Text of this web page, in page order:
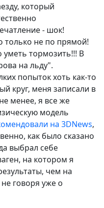
который
- шок!
только не по прямой!
тормозить!!! В
на льду".
попыток хоть как-то
круг, меня записали в
менее, я все же
модель
на 3DNews,
как было сказано
выбрал себе
на котором я
чем на
говоря уже о